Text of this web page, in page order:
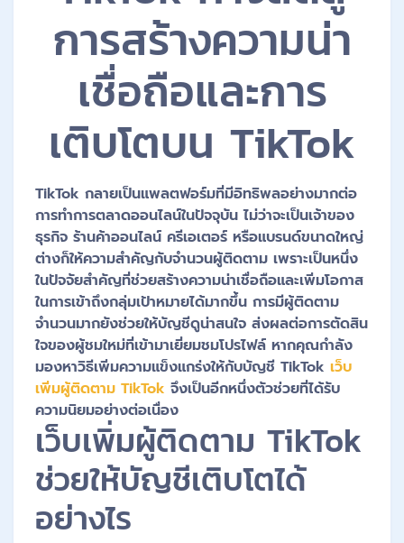
การสร้างความน่า
เชื่อถือและการ
เติบโตบน TikTok
TikTok กลายเป็นแพลตฟอร์มที่มีอิทธิพลอย่างมากต่อ
การทำการตลาดออนไลน์ในปัจจุบัน ไม่ว่าจะเป็นเจ้าของ
ธุรกิจ ร้านค้าออนไลน์ ครีเอเตอร์ หรือแบรนด์ขนาดใหญ่
ต่างก็ให้ความสำคัญกับจำนวนผู้ติดตาม เพราะเป็นหนึ่ง
ในปัจจัยสำคัญที่ช่วยสร้างความน่าเชื่อถือและเพิ่มโอกาส
ในการเข้าถึงกลุ่มเป้าหมายได้มากขึ้น การมีผู้ติดตาม
จำนวนมากยังช่วยให้บัญชีดูน่าสนใจ ส่งผลต่อการตัดสิน
ใจของผู้ชมใหม่ที่เข้ามาเยี่ยมชมโปรไฟล์ หากคุณกำลัง
มองหาวิธีเพิ่มความแข็งแกร่งให้กับบัญชี TikTok เว็บ
เพิ่มผู้ติดตาม TikTok จึงเป็นอีกหนึ่งตัวช่วยที่ได้รับ
ความนิยมอย่างต่อเนื่อง
เว็บเพิ่มผู้ติดตาม TikTok
ช่วยให้บัญชีเติบโตได้
อย่างไร